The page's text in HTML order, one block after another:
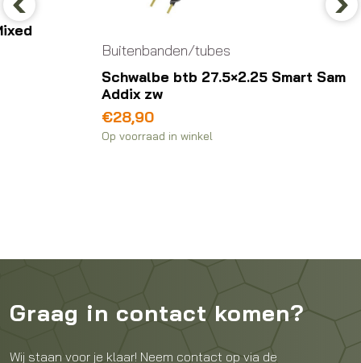
Previous
Buitenbanden/tubes
Schwalbe btb 27.5×2.25 Smart Sam
Op voorraad in winkel
Graag in contact komen?
Wij staan voor je klaar! Neem contact op via de